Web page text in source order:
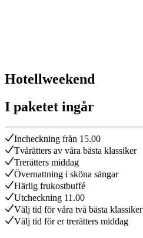
Hotellweekend
I paketet ingår
Incheckning från 15.00
Tvårätters av våra bästa klassiker
Trerätters middag
Övernattning i sköna sängar
Härlig frukostbuffé
Utcheckning 11.00
Välj tid för våra två bästa klassiker
Välj tid för er trerätters middag